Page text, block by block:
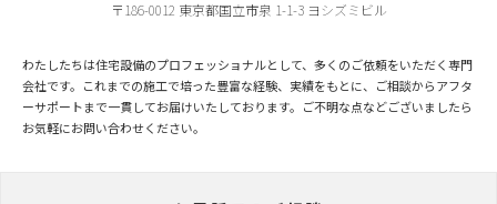
〒186-0012 東京都国立市泉 1-1-3 ヨシズミビル
わたしたちは住宅設備のプロフェッショナルとして、多くのご依頼をいただく専門
会社です。これまでの施工で培った豊富な経験、実績をもとに、ご相談からアフタ
ーサポートまで一貫してお届けいたしております。ご不明な点などございましたら
お気軽にお問い合わせください。